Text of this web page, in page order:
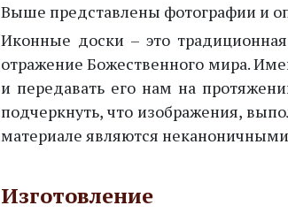
Выше представлены фотографии и
Иконные доски – это
отражение Божественного мира.
и передавать его нам на
подчеркнуть, что изображения,
материале являются
Изготовление